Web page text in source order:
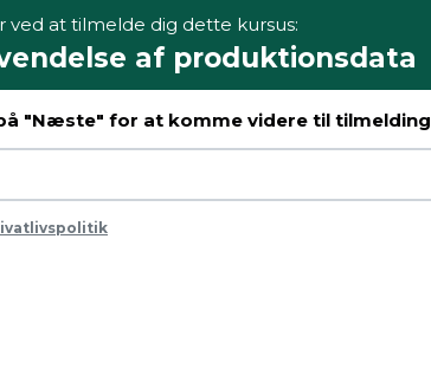
ved at tilmelde dig dette kursus:
af produktionsdata
"Næste" for at komme videre til tilmelding